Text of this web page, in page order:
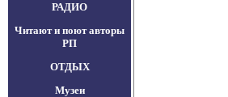
РАДИО
Читают и поют авторы
РП
ОТДЫХ
Музеи